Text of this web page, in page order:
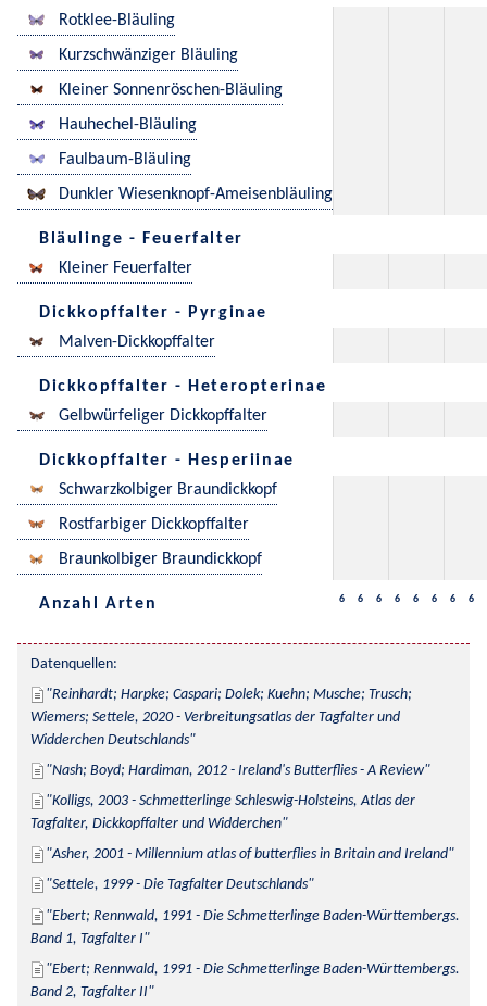
Rotklee-Bläuling
Kurzschwänziger Bläuling
Kleiner Sonnenröschen-Bläuling
Hauhechel-Bläuling
Faulbaum-Bläuling
Dunkler Wiesenknopf-Ameisenbläuling
Bläulinge - Feuerfalter
Kleiner Feuerfalter
Dickkopffalter - Pyrginae
Malven-Dickkopffalter
Dickkopffalter - Heteropterinae
Gelbwürfeliger Dickkopffalter
Dickkopffalter - Hesperiinae
Schwarzkolbiger Braundickkopf
Rostfarbiger Dickkopffalter
Braunkolbiger Braundickkopf
Anzahl Arten 6 6 6 6 6 6 6 6
Datenquellen:
Reinhardt; Harpke; Caspari; Dolek; Kuehn; Musche; Trusch;
Wiemers; Settele, 2020 - Verbreitungsatlas der Tagfalter und
Widderchen Deutschlands
Nash; Boyd; Hardiman, 2012 - Ireland's Butterflies - A Review
Kolligs, 2003 - Schmetterlinge Schleswig-Holsteins, Atlas der
Tagfalter, Dickkopffalter und Widderchen
Asher, 2001 - Millennium atlas of butterflies in Britain and Ireland
Settele, 1999 - Die Tagfalter Deutschlands
Ebert; Rennwald, 1991 - Die Schmetterlinge Baden-Württembergs.
Band 1, Tagfalter I
Ebert; Rennwald, 1991 - Die Schmetterlinge Baden-Württembergs.
Band 2, Tagfalter II